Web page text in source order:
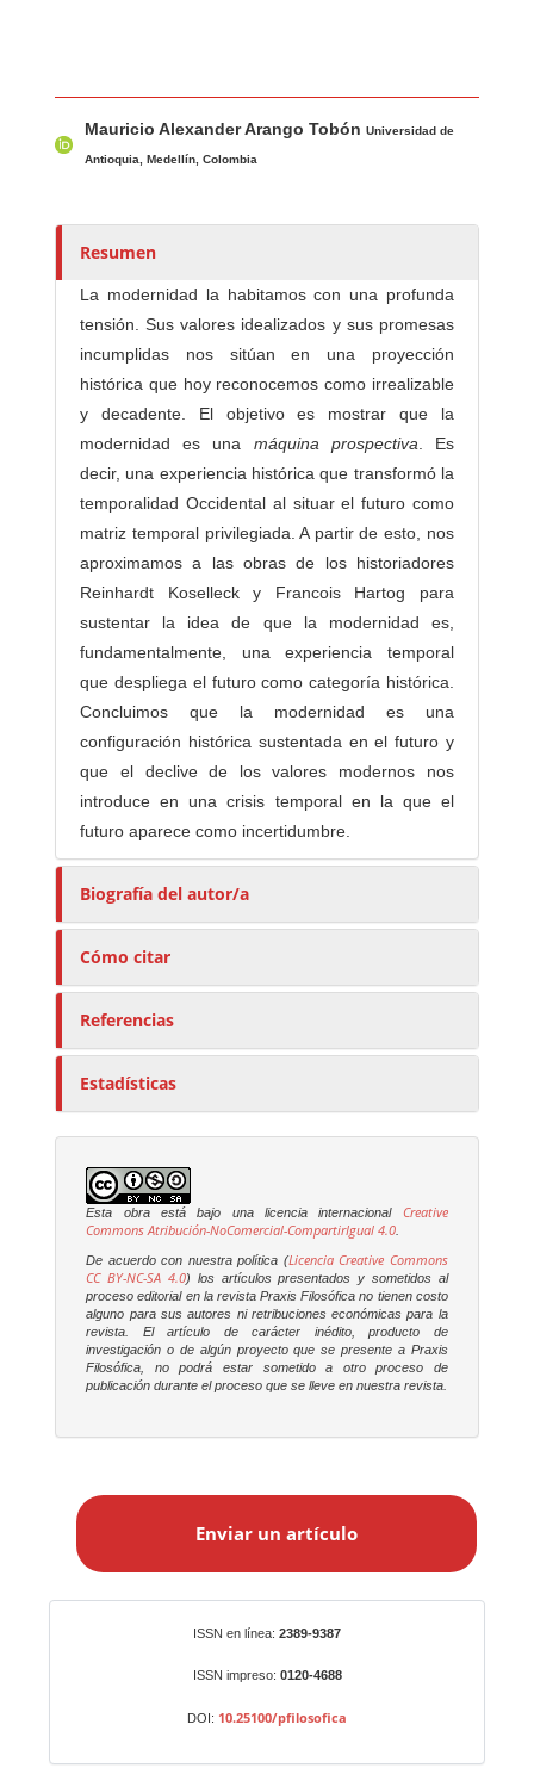
u
r
s
Mauricio Alexander Arango TobónUniversidad de
Antioquia, Medellín, Colombia
Resumen
La modernidad la habitamos con una profunda
tensión. Sus valores idealizados y sus promesas
incumplidas nos sitúan en una proyección
histórica que hoy reconocemos como irrealizable
y decadente. El objetivo es mostrar que la
modernidad es una máquina prospectiva. Es
decir, una experiencia histórica que transformó la
temporalidad Occidental al situar el futuro como
matriz temporal privilegiada. A partir de esto, nos
aproximamos a las obras de los historiadores
Reinhardt Koselleck y Francois Hartog para
sustentar la idea de que la modernidad es,
fundamentalmente, una experiencia temporal
que despliega el futuro como categoría histórica.
Concluimos que la modernidad es una
configuración histórica sustentada en el futuro y
que el declive de los valores modernos nos
introduce en una crisis temporal en la que el
futuro aparece como incertidumbre.
Biografía del autor/a
Cómo citar
Referencias
Estadísticas
Esta obra está bajo una licencia internacional
Creative
Commons Atribución-NoComercial-CompartirIgual 4.0.
De acuerdo con nuestra política (Licencia Creative Commons
CC BY-NC-SA 4.0) los artículos presentados y sometidos al
proceso editorial en la revistaPraxis Filosófica no tienen costo
alguno para sus autores ni retribuciones económicas para la
revista. El artículo de carácter inédito, producto de
investigación o de algún proyecto que se presente a Praxis
Filosófica, no podrá estar sometido a otro proceso de
publicación durante el proceso que se lleve en nuestra revista.
a
Enviar un artículo
ISSN en línea: 2389-9387
ISSN impreso: 0120-4688
DOI: 10.25100/pfilosofica